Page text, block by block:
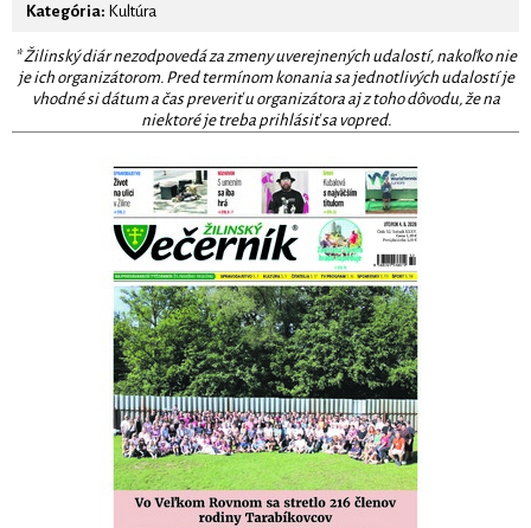
Kategória: Kultúra
* Žilinský diár nezodpovedá za zmeny uverejnených udalostí, nakoľko nie
je ich organizátorom. Pred termínom konania sa jednotlivých udalostí je
vhodné si dátum a čas preveriť u organizátora aj z toho dôvodu, že na
niektoré je treba prihlásiť sa vopred.